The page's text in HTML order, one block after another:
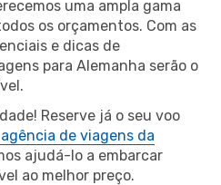
uma ampla gama
os orçamentos. Com as
e dicas de
para Alemanha serão o
Reserve já o seu voo
de viagens da
ajudá-lo a embarcar
ao melhor preço.